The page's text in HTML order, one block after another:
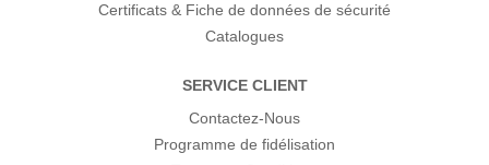
Certificats & Fiche de données de sécurité
Catalogues
SERVICE CLIENT
Contactez-Nous
Programme de fidélisation